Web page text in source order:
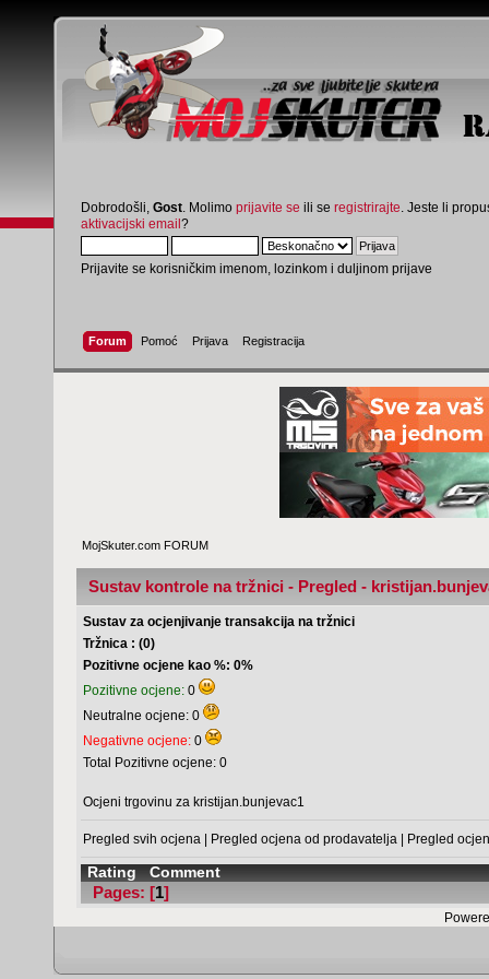
Dobrodošli, Gost . Molimo prijavite se ili se registrirajte . Jeste li
aktivacijski email?
Prijavite se korisničkim imenom, lozinkom i duljinom prijave
Forum Pomoć Prijava Registracija
MojSkuter.com FORUM
Sustav kontrole na tržnici - Pregled -
Sustav za ocjenjivanje transakcija na tržnici
Tržnica : (0)
Pozitivne ocjene kao %: 0%
Pozitivne ocjene: 0
Neutralne ocjene: 0
Negativne ocjene: 0
Total Pozitivne ocjene: 0
Ocjeni trgovinu za kristijan.bunjevac1
Pregled svih ocjena | Pregled ocjena od prodavatelja | Pregled
Rating Comment
Pages: [1]